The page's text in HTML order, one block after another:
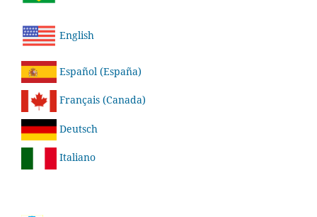
English
Español (España)
Français (Canada)
Deutsch
Italiano